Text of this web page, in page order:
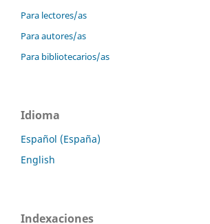
Para lectores/as
Para autores/as
Para bibliotecarios/as
Idioma
Español (España)
English
Indexaciones